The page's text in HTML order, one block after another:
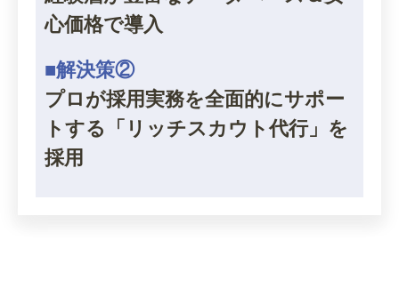
心価格で導入
■解決策②
プロが採用実務を全面的にサポー
トする「リッチスカウト代行」を
採用